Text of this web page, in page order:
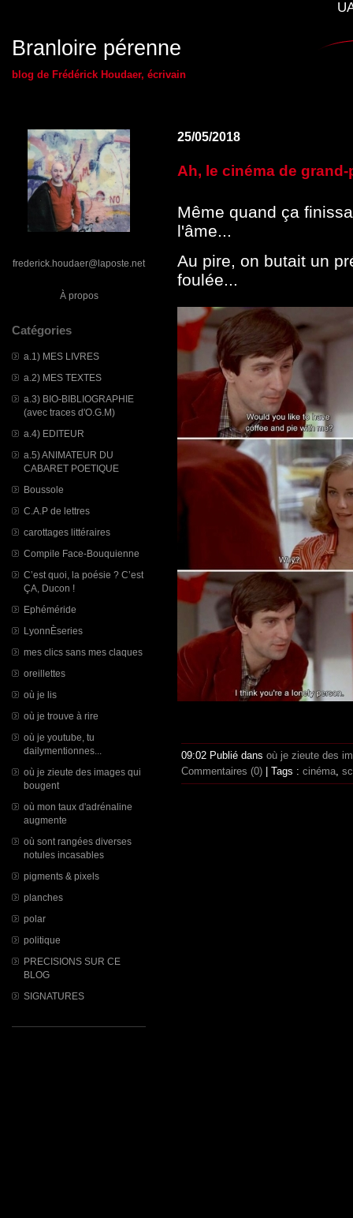
Branloire pérenne
blog de Frédérick Houdaer, écrivain
frederick.houdaer@laposte.net
À propos
Catégories
a.1) MES LIVRES
a.2) MES TEXTES
a.3) BIO-BIBLIOGRAPHIE
(avec traces d'O.G.M)
a.4) EDITEUR
a.5) ANIMATEUR DU
CABARET POETIQUE
Boussole
C.A.P de lettres
carottages littéraires
Compile Face-Bouquienne
C’est quoi, la poésie ? C’est
ÇA, Ducon !
Ephéméride
LyonnÈseries
mes clics sans mes claques
oreillettes
où je lis
où je trouve à rire
où je youtube, tu
dailymentionnes...
où je zieute des images qui
bougent
où mon taux d'adrénaline
augmente
où sont rangées diverses
notules incasables
pigments & pixels
planches
polar
politique
PRECISIONS SUR CE
BLOG
SIGNATURES
25/05/2018
Ah, le cinéma de grand-
Même quand ça
l'âme...
Au pire, on butait un
foulée...
09:02 Publié dans où je zieute des
Commentaires (0) | Tags : cinéma,